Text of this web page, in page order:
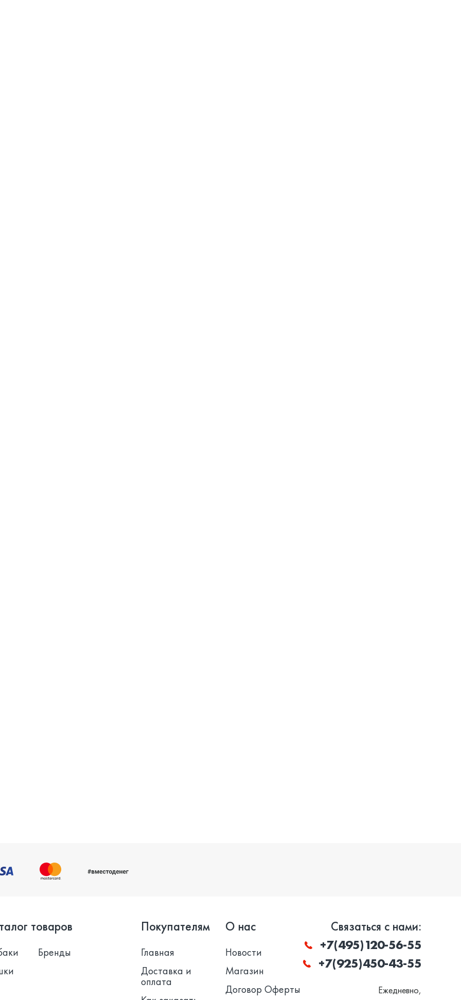
товаров
Бренды
Покупателям
Главная
Доставка и
оплата
О нас
Новости
Магазин
Договор Оферты
Связаться с нами:
+7(495)120-56-55
+7(925)450-43-55
Ежедневно,